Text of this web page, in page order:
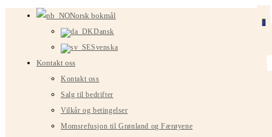
Norsk bokmål
Dansk
Svenska
Kontakt oss
Kontakt oss
Salg til bedrifter
Vilkår og betingelser
Momsrefusjon til Grønland og Færøyene
0